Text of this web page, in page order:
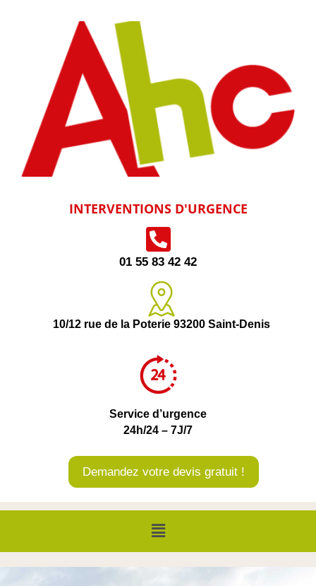
INTERVENTIONS D'URGENCE
01 55 83 42 42
10/12 rue de la Poterie 93200 Saint-Denis
Service d’urgence
24h/24 – 7J/7
Demandez votre devis gratuit !